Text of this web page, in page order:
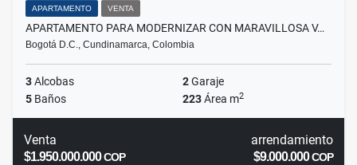
APARTAMENTO VENTA
APARTAMENTO PARA MODERNIZAR CON MARAVILLOSA V…
Bogotá D.C., Cundinamarca, Colombia
3Alcobas 2Garaje
5 Baños 223Área m2
Venta
$1.950.000.000COP
arrendamiento
$9.000.000COP